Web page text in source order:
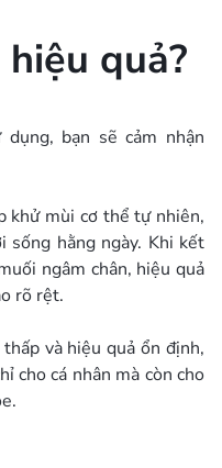
quả?
bạn sẽ cảm nhận
khử mùi cơ thể tự nhiên,
sống hằng ngày. Khi kết
ngâm chân, hiệu quả
rõ rệt.
và hiệu quả ổn định,
cho cá nhân mà còn cho